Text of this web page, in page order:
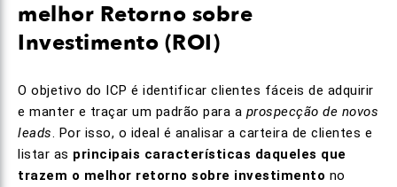
melhor Retorno sobre
Investimento (ROI)
O objetivo do ICP é identificar clientes fáceis de adquirir
e manter e traçar um padrão para a prospecção de novos
leads. Por isso, o ideal é analisar a carteira de clientes e
listar as principais características daqueles que
trazem o melhor retorno sobre investimento no